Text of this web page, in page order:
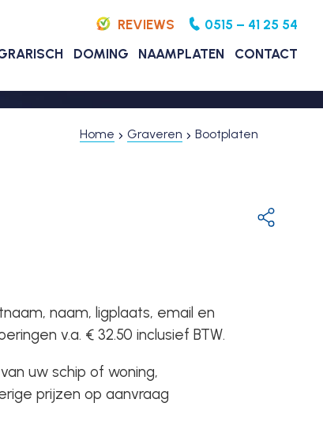
DOMING NAAMPLATEN CONTACT
REVIEWS 0515 – 41 25 54
Home Graveren Bootplaten
naam, ligplaats, email en
v.a. € 32.50 inclusief BTW.
uw schip of woning,
prijzen op aanvraag